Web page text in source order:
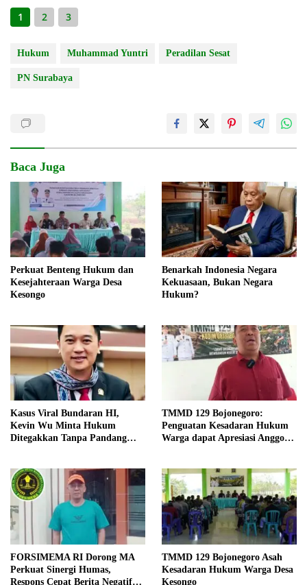
1
2 3
Hukum Muhammad Yuntri Peradilan Sesat
PN Surabaya
Baca Juga
Perkuat Benteng Hukum dan
Kesejahteraan Warga Desa
Kesongo
Benarkah Indonesia Negara
Kekuasaan, Bukan Negara
Hukum?
Kasus Viral Bundaran HI,
Kevin Wu Minta Hukum
Ditegakkan Tanpa Pandang
TMMD 129 Bojonegoro:
Penguatan Kesadaran Hukum
Warga dapat Apresiasi Anggota
FORSIMEMA RI Dorong MA
Perkuat Sinergi Humas,
Respons Cepat Berita Negatif
TMMD 129 Bojonegoro Asah
Kesadaran Hukum Warga Desa
Kesongo